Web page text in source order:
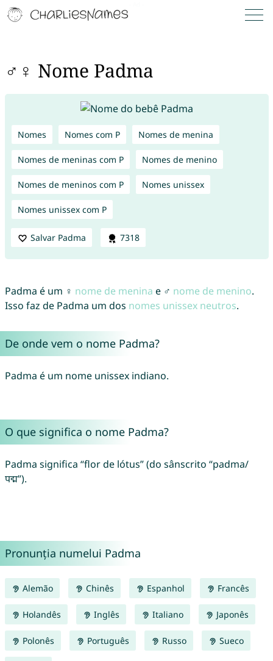
♂♀ Nome Padma
Nomes Nomes com P Nomes de menina
Nomes de meninas com P Nomes de menino
Nomes de meninos com P Nomes unissex
Nomes unissex com P
Salvar Padma 7318
Padma é um ♀ nome de menina e ♂ nome de menino.
Isso faz de Padma um dos nomes unissex neutros.
De onde vem o nome Padma?
Padma é um nome unissex indiano.
O que significa o nome Padma?
Padma significa “flor de lótus” (do sânscrito “padma/
पद्म”).
Pronunția numelui Padma
Alemão Chinês Espanhol Francês
Holandês Inglês Italiano Japonês
Polonês Português Russo Sueco